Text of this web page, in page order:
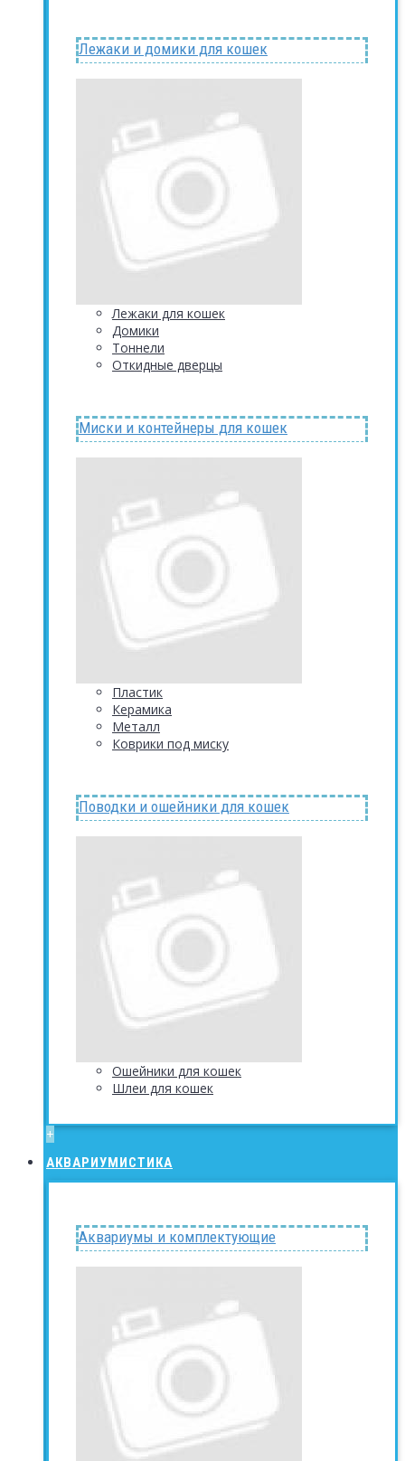
Лежаки и домики для кошек
Лежаки для кошек
Домики
Тоннели
Откидные дверцы
Миски и контейнеры для кошек
Пластик
Керамика
Металл
Коврики под миску
Поводки и ошейники для кошек
Ошейники для кошек
Шлеи для кошек
+
АКВАРИУМИСТИКА
Аквариумы и комплектующие